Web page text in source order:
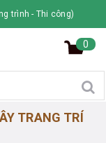
trình - Thi công)
0
TRANG TRÍ